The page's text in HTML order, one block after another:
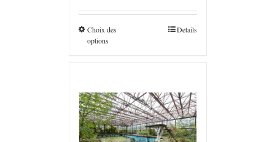
€160,0
Choix des
options
Details